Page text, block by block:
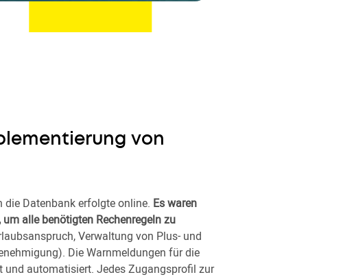
von
die Datenbank erfolgte online. Es waren
alle benötigten Rechenregeln zu
Verwaltung von Plus- und
Die Warnmeldungen für die
und automatisiert. Jedes Zugangsprofil zur